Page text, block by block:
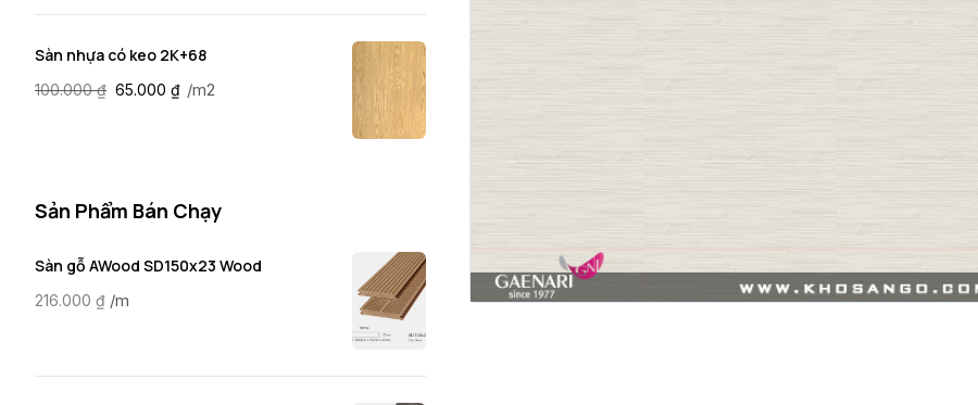
Sàn nhựa có keo 2K+68
100.000₫ 65.000 ₫ /m2
Sản Phẩm Bán Chạy
Sàn gỗ AWood SD150x23 Wood
216.000 ₫ /m